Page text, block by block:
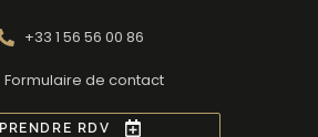
+33 1 56 56 00 86
Formulaire de contact
PRENDRE RDV